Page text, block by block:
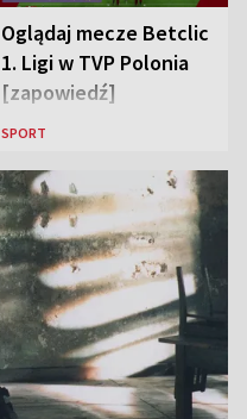
Oglądaj mecze Betclic
1. Ligi w TVP Polonia
[zapowiedź]
SPORT